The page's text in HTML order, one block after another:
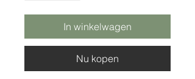
In winkelwagen
Nu kopen